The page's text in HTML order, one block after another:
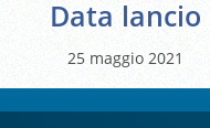
Data lancio
25 maggio 2021